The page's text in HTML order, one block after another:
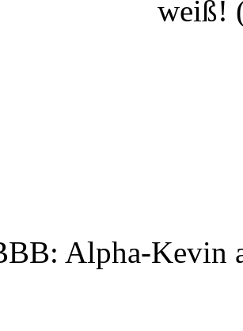
weiß!
Alpha-Kevin